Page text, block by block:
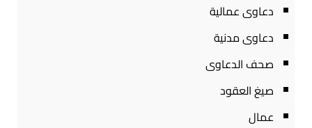
دعاوى عمالية
دعاوى مدنية
صحف الدعاوى
صيغ العقود
عمال